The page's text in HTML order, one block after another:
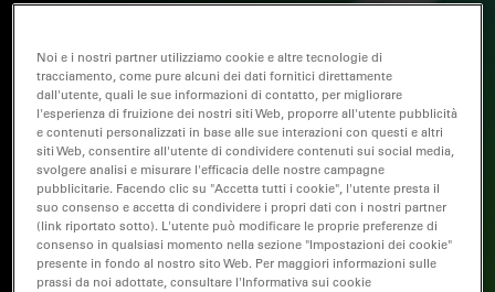
Noi e i nostri partner utilizziamo cookie e altre tecnologie di
tracciamento, come pure alcuni dei dati fornitici direttamente
dall'utente, quali le sue informazioni di contatto, per migliorare
l'esperienza di fruizione dei nostri siti Web, proporre all'utente pubblicità
e contenuti personalizzati in base alle sue interazioni con questi e altri
siti Web, consentire all'utente di condividere contenuti sui social media,
svolgere analisi e misurare l'efficacia delle nostre campagne
pubblicitarie. Facendo clic su "Accetta tutti i cookie", l'utente presta il
suo consenso e accetta di condividere i propri dati con i nostri partner
(link riportato sotto). L'utente può modificare le proprie preferenze di
consenso in qualsiasi momento nella sezione "Impostazioni dei cookie"
presente in fondo al nostro sito Web. Per maggiori informazioni sulle
prassi da noi adottate, consultare l'Informativa sui cookie